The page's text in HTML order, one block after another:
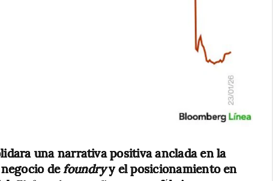
una narrativa positiva anclada en la
defoundryy el posicionamiento en